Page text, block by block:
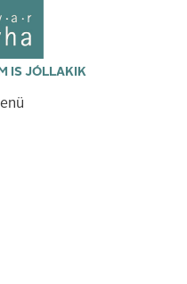
IS JÓLLAKIK